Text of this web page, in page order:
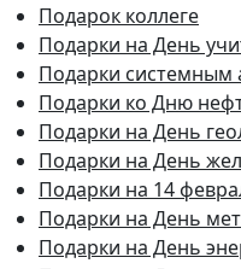
Подарок коллеге
Подарки на День
Подарки системным
Подарки ко Дню
Подарки на День
Подарки на День
Подарки на 14
Подарки на День
Подарки на День